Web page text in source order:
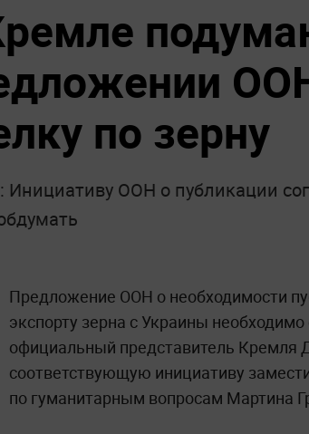
по зерну
Инициативу ООН о публикации
Предложение ООН о необходимости
экспорту зерна с Украины
официальный представитель Кремля
соответствующую инициативу
по гуманитарным вопросам Мартина